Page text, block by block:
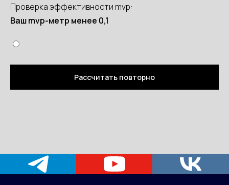
Проверка эффективности mvp:
Ваш mvp-метр менее 0,1
Рассчитать повторно